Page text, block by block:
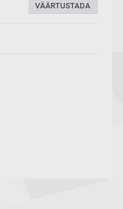
VÄÄRTUSTADA